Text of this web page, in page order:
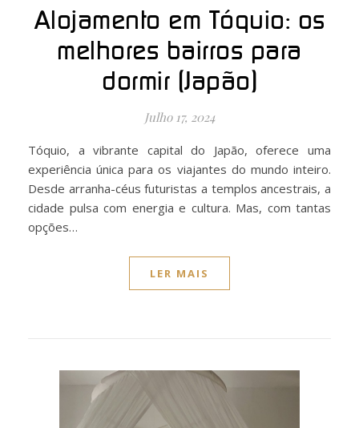
Alojamento em Tóquio: os
melhores bairros para
dormir (Japão)
Julho 17, 2024
Tóquio, a vibrante capital do Japão, oferece uma
experiência única para os viajantes do mundo inteiro.
Desde arranha-céus futuristas a templos ancestrais, a
cidade pulsa com energia e cultura. Mas, com tantas
opções…
LER MAIS